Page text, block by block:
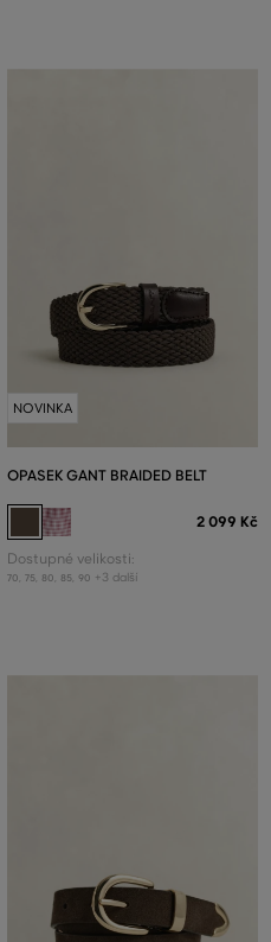
NOVINKA
OPASEK GANT BRAIDED BELT
2 099 Kč
Dostupné velikosti:
70 75 80 85 90 +3 další